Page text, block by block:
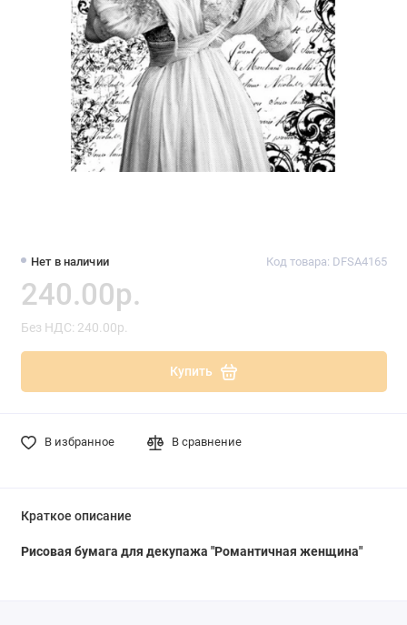
Нет в наличии Код товара: DFSA4165
240.00р.
Без НДС: 240.00р.
Купить
В избранное В сравнение
Краткое описание
Рисовая бумага для декупажа "Романтичная женщина"